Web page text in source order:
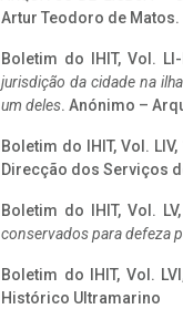
Artur Teodoro de
Boletim do IHIT, Vol.
jurisdição da cidade na
um deles. Anónimo –
Boletim do IHIT, Vol. LIV,
Direcção dos Serviços
Boletim do IHIT, Vol.
conservados para defeza
Boletim do IHIT, Vol.
Histórico Ultramarino